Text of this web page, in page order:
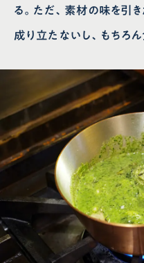
る。ただ、素材の味を引
成り立たないし、もちろん